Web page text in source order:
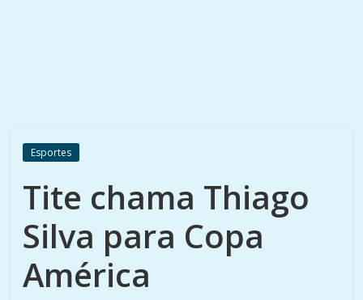
Esportes
Tite chama Thiago
Silva para Copa
América